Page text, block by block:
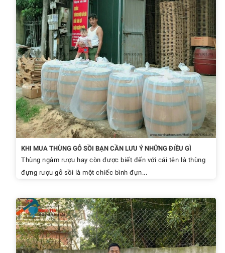
KHI MUA THÙNG GỖ SỒI BẠN CẦN LƯU Ý NHỮNG ĐIỀU GÌ
Thùng ngâm rượu hay còn được biết đến với cái tên là thùng
đựng rượu gỗ sồi là một chiếc bình đựn...